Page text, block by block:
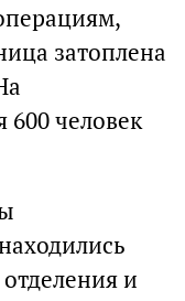
затоплена
человек
и